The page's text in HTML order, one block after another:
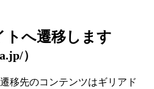
トへ遷移します
）
移先のコンテンツはギリアド